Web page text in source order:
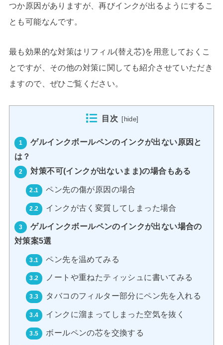
つか原因がありますが、再びインクが出るようにするこ
とも可能なんです。
最も効果的な対策はリフィル(替え芯)を用意しておくこ
とですが、その他の対策に関しても紹介させていただき
ますので、ぜひご覧ください。
目次 [ hide]
1
ゲルインクボールペンのインクが出ない原因と
は？
2 対策不可(インクが出ないまま)の場合もある
2.1 ペン先の傷が原因の場合
2.2 インクが古く変質してしまった場合
3
ゲルインクボールペンのインクが出ない場合の
対策案5選
3.1 ペン先を温めてみる
3.2 ノートや重ねたティッシュに書いてみる
3.3 タバコのフィルター部分にペン先を入れる
3.4 インクに溜まってしまった空気を抜く
3.5 ボールペンの芯を交換する